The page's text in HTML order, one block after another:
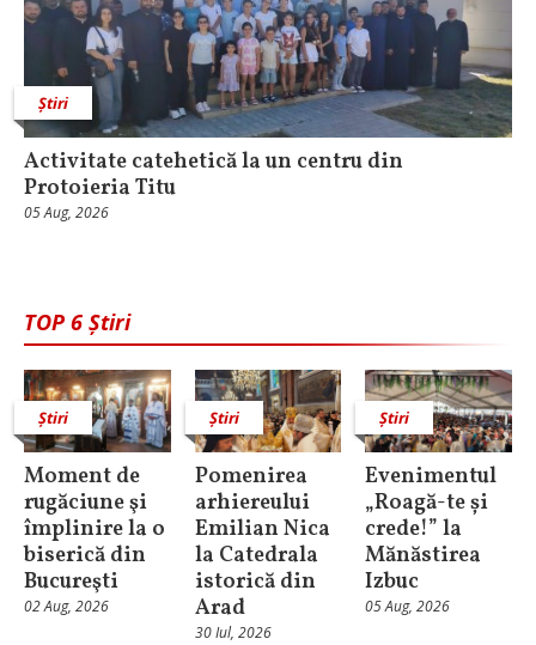
Știri
Activitate catehetică la un centru din
Protoieria Titu
05 Aug, 2026
TOP 6 Știri
Știri
Moment de
rugăciune şi
împlinire la o
biserică din
Bucureşti
02 Aug, 2026
Știri
Pomenirea
arhiereului
Emilian Nica
la Catedrala
istorică din
Arad
30 Iul, 2026
Știri
Evenimentul
„Roagă-te și
crede!” la
Mănăstirea
Izbuc
05 Aug, 2026